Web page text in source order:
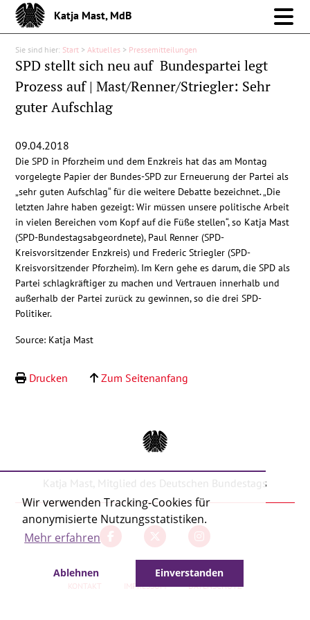
Wir verwenden Tracking-Cookies für
anonymisierte Nutzungsstatistiken.
Mehr erfahren
Ablehnen Einverstanden
Katja Mast, MdB
Meine Arbeit im Bund
Meine Arbeit vor Ort
Aktuelles
Pressemitteilungen
Reden
Debattenbeiträge
Sie sind hier: Start > Aktuelles > Pressemitteilungen
SPD stellt sich neu auf  Bundespartei legt
Prozess auf | Mast/Renner/Striegler: Sehr
guter Aufschlag
09.04.2018
Die SPD in Pforzheim und dem Enzkreis hat das am Montag
vorgelegte Papier der Bundes-SPD zur Erneuerung der Partei als
„sehr guten Aufschlag“ für die weitere Debatte bezeichnet. „Die
letzten Jahre haben gezeigt: Wir müssen unsere politische Arbeit
in vielen Bereichen vom Kopf auf die Füße stellen“, so Katja Mast
(SPD-Bundestagsabgeordnete), Paul Renner (SPD-
Kreisvorsitzender Enzkreis) und Frederic Striegler (SPD-
Kreisvorsitzender Pforzheim). Im Kern gehe es darum, die SPD als
Partei schlagkräftiger zu machen und Vertrauen innerhalb und
außerhalb der Partei zurück zu gewinnen, so die drei SPD-
Politiker.
Source: Katja Mast
Drucken Zum Seitenanfang
Katja Mast, Mitglied des Deutschen Bundestags
KONTAKT IMPRESSUM DATENSCHUTZ